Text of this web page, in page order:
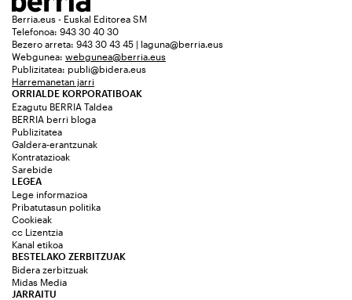
Berria.eus - Euskal Editorea SM
Telefonoa: 943 30 40 30
Bezero arreta: 943 30 43 45 | laguna@berria.eus
Webgunea: webgunea@berria.eus
Publizitatea: publi@bidera.eus
Harremanetan jarri
ORRIALDE KORPORATIBOAK
Ezagutu BERRIA Taldea
BERRIA berri bloga
Publizitatea
Galdera-erantzunak
Kontratazioak
Sarebide
JARRAITU
LEGEA
Lege informazioa
Pribatutasun politika
Cookieak
cc Lizentzia
Kanal etikoa
BESTELAKO ZERBITZUAK
Bidera zerbitzuak
Midas Media